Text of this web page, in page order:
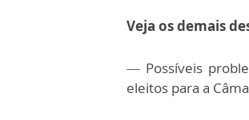
Veja os demais
— Possíveis
eleitos para a